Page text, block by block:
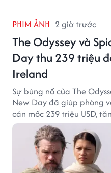
PHIM ẢNH 2 giờ trước
The Odyssey và
Day thu 239 triệu
Ireland
Sự bùng nổ của The
New Day đã giúp phòng
cán mốc 239 triệu USD,
ngoái.